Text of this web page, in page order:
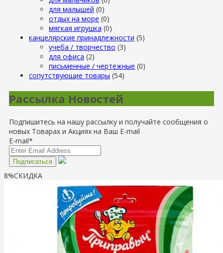
для малышей (0)
отдых на море (0)
мягкая игрушка (0)
канцелярские принадлежности (5)
учеба / творчество (3)
для офиса (2)
письменные / чертежные (0)
сопутствующие товары (54)
Рассылка Новостей
Подпишитесь на нашу рассылку и получайте сообщения о
новых Товарах и Акциях на Ваш E-mail
E-mail*
8%СКИДКА